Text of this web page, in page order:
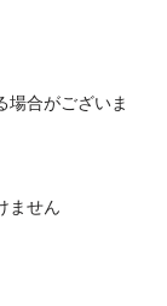
場合がございま
ません